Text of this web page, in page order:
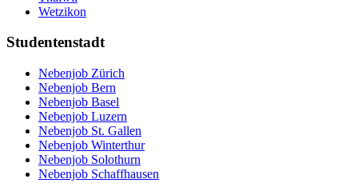
Wetzikon
Studentenstadt
Nebenjob Zürich
Nebenjob Bern
Nebenjob Basel
Nebenjob Luzern
Nebenjob St. Gallen
Nebenjob Winterthur
Nebenjob Solothurn
Nebenjob Schaffhausen